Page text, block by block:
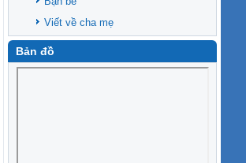
Viết về cha mẹ
Bản đồ